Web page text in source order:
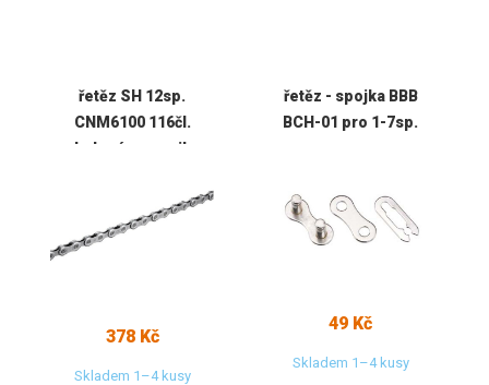
řetěz SH 12sp.
CNM6100 116čl.
nebalený se spojkou
378 Kč
Skladem 1–4 kusy
řetěz - spojka BBB
BCH-01 pro 1-7sp.
49 Kč
Skladem 1–4 kusy